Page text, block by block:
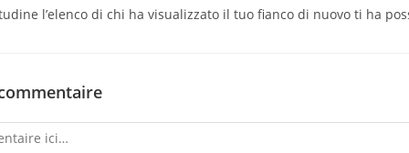
l’elenco di chi ha visualizzato il tuo fianco di nuovo ti ha